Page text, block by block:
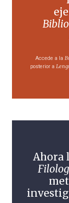
Accede a la
posterior a
Ahora